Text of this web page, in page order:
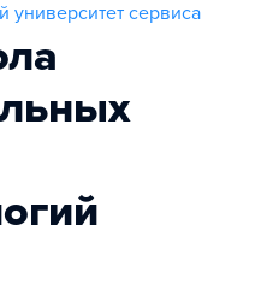
университет сервиса